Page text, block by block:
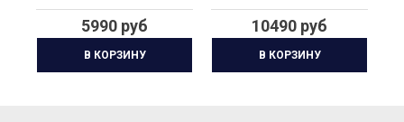
5990 руб
В КОРЗИНУ
10490 руб
В КОРЗИНУ